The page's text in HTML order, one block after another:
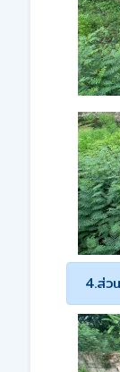
4.ส่ว